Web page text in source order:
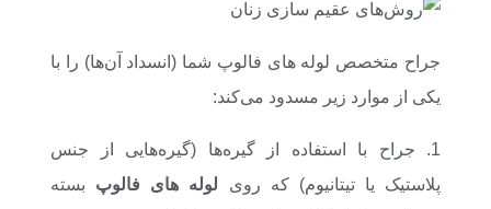
جراح متخصص لوله های فالوپ شما (انسداد آن‌ها) را با
یکی از موارد زیر مسدود می‌کند:
1. جراح با استفاده از گیره‌ها (گیره‌هایی از جنس
پلاستیک یا تیتانیوم) که روی لوله‌ های فالوپ بسته